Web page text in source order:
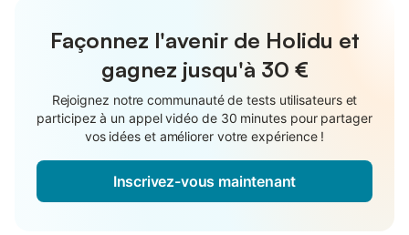
Façonnez l'avenir de Holidu et
gagnez jusqu'à 30 €
Rejoignez notre communauté de tests utilisateurs et
participez à un appel vidéo de 30 minutes pour partager
vos idées et améliorer votre expérience !
Inscrivez-vous maintenant